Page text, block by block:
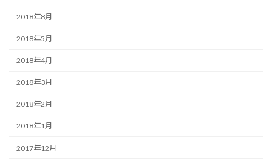
2018年8月
2018年5月
2018年4月
2018年3月
2018年2月
2018年1月
2017年12月